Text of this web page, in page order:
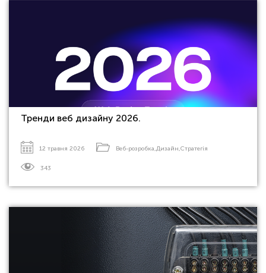
Тренди веб дизайну 2026.
12 травня 2026 Веб-розробка,Дизайн,Стратегія
343